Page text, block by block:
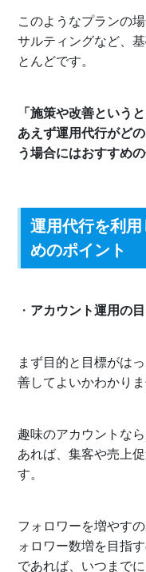
このようなプランの
サルティングなど、
とんどです。
「施策や改善という
あえず運用代行がど
う場合にはおすすめ
運用代行を利
めのポイント
・ アカウント運用の
まず目的と目標がは
善してよいかわかりま
趣味のアカウントな
あれば、集客や売上
す。
フォロワーを増やす
ォロワー数増を目指
であれば、いつまで